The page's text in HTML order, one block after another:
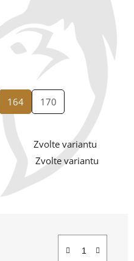
164 170
Zvolte variantu
Zvolte variantu